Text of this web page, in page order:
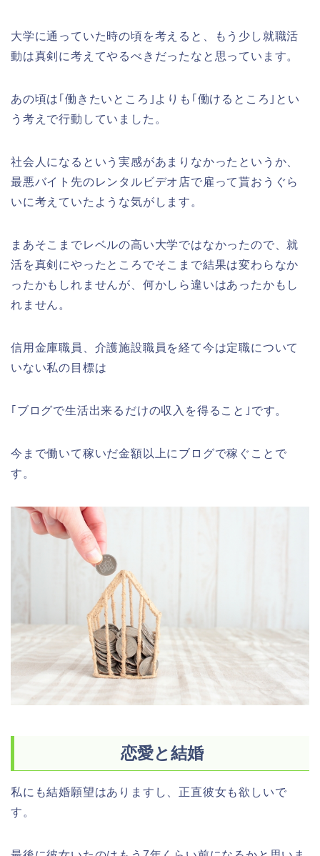
大学に通っていた時の頃を考えると、もう少し就職活
動は真剣に考えてやるべきだったなと思っています。
あの頃は｢働きたいところ｣よりも｢働けるところ｣とい
う考えで行動していました。
社会人になるという実感があまりなかったというか、
最悪バイト先のレンタルビデオ店で雇って貰おうぐら
いに考えていたような気がします。
まあそこまでレベルの高い大学ではなかったので、就
活を真剣にやったところでそこまで結果は変わらなか
ったかもしれませんが、何かしら違いはあったかもし
れません。
信用金庫職員、介護施設職員を経て今は定職について
いない私の目標は
｢ブログで生活出来るだけの収入を得ること｣です。
今まで働いて稼いだ金額以上にブログで稼ぐことで
す。
恋愛と結婚
私にも結婚願望はありますし、正直彼女も欲しいで
す。